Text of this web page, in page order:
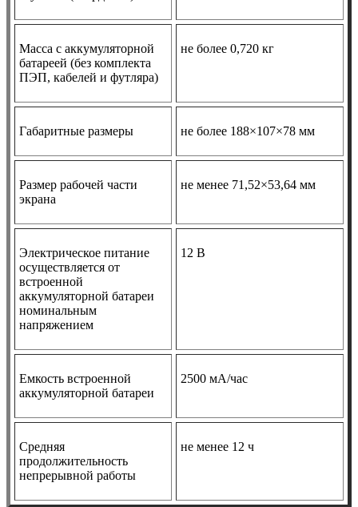
Масса с аккумуляторной
батареей (без комплекта
ПЭП, кабелей и футляра)
не более 0,720 кг
Габаритные размеры не более 188×107×78 мм
Размер рабочей части
экрана
не менее 71,52×53,64 мм
Электрическое питание
осуществляется от
встроенной
аккумуляторной батареи
номинальным
напряжением
12 В
Емкость встроенной
аккумуляторной батареи
2500 мА/час
Средняя
продолжительность
непрерывной работы
не менее 12 ч